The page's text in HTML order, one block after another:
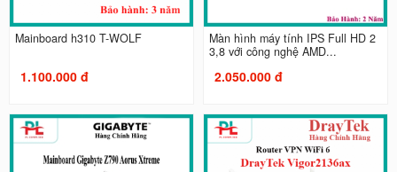
Mainboard h310 T-WOLF
1.100.000 đ
Màn hình máy tính IPS Full HD 2
3,8 với công nghệ AMD...
2.050.000 đ